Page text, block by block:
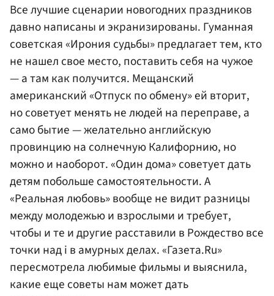
Все лучшие сценарии новогодних праздников
давно написаны и экранизированы. Гуманная
советская «Ирония судьбы» предлагает тем, кто
не нашел свое место, поставить себя на чужое
— а там как получится. Мещанский
американский «Отпуск по обмену» ей вторит,
но советует менять не людей на переправе, а
само бытие — желательно английскую
провинцию на солнечную Калифорнию, но
можно и наоборот. «Один дома» советует дать
детям побольше самостоятельности. А
«Реальная любовь» вообще не видит разницы
между молодежью и взрослыми и требует,
чтобы и те и другие расставили в Рождество все
точки над i в амурных делах. «Газета.Ru»
пересмотрела любимые фильмы и выяснила,
какие еще советы нам может дать